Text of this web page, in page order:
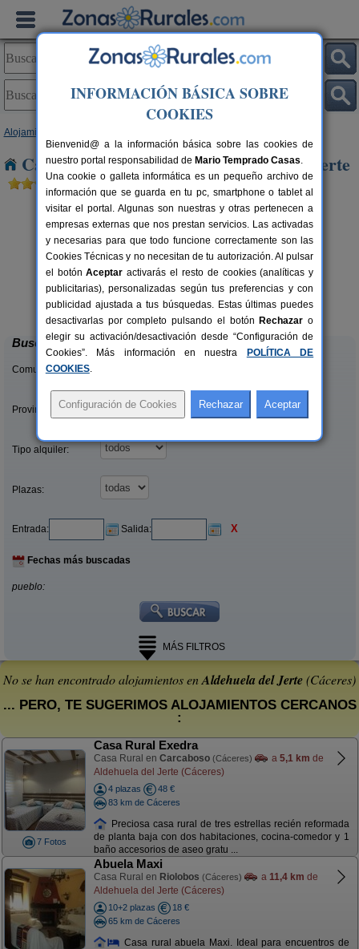
Alojamientos
Casas Rurales cerca de Aldehuela del Jerte
10+3 pers.
desde28 €
Casa Rural Vía de la Plata
Aldea del Cano (Cáceres)
Buscar
Comunidades:
Provincias/Islas:
Tipo alquiler:
Plazas:
Entrada: Salida: X
Fechas más buscadas
pueblo:
MÁS FILTROS
No se han encontrado alojamientos enAldehuela del Jerte(Cáceres)
... PERO, TE SUGERIMOS ALOJAMIENTOS CERCANOS
:
7 Fotos
Casa Rural Exedra
Casa Rural en Carcaboso (Cáceres) a 5,1 km de
Aldehuela del Jerte (Cáceres)
4 plazas
48 €
83 km de Cáceres
Preciosa casa rural de tres estrellas recién reformada
de planta baja con dos habitaciones, cocina-comedor y 1
baño accesorios de aseo gratu ...
Abuela Maxi
Casa Rural en Riolobos (Cáceres) a 11,4 km de
Aldehuela del Jerte (Cáceres)
10+2 plazas
18 €
65 km de Cáceres
Casa rural abuela Maxi. Ideal para encuentros de
INFORMACIÓN BÁSICA SOBRE
COOKIES
Bienvenid@ a la información básica sobre las cookies de
nuestro portal responsabilidad de Mario Temprado Casas.
Una cookie o galleta informática es un pequeño archivo de
información que se guarda en tu pc, smartphone o tablet al
visitar el portal. Algunas son nuestras y otras pertenecen a
empresas externas que nos prestan servicios. Las activadas
y necesarias para que todo funcione correctamente son las
Cookies Técnicas y no necesitan de tu autorización. Al pulsar
el botónAceptar activarás el resto de cookies (analíticas y
publicitarias), personalizadas según tus preferencias y con
publicidad ajustada a tus búsquedas. Estas últimas puedes
desactivarlas por completo pulsando el botón Rechazar o
elegir su activación/desactivación desde “Configuración de
Cookies”. Más información en nuestra
POLÍTICA DE
COOKIES.